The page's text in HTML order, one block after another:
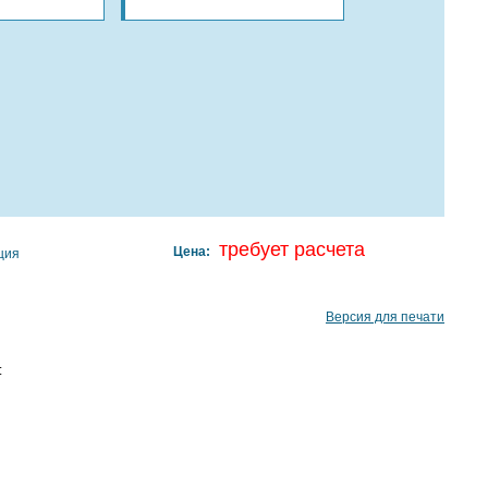
Цена: требует расчета
Версия для печати